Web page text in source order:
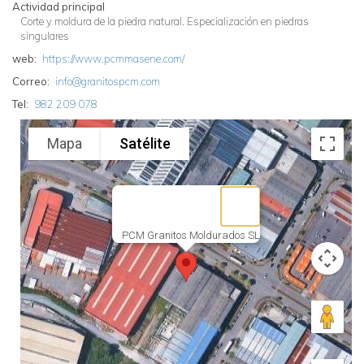
Actividad principal
Corte y moldura de la piedra natural. Especialización en piedras
singulares
web
https://www.pcmmasene.com/
Correo
info@granitospcm.com
Tel
982 209 078
PCM Granitos Moldurados SL
Mapa Satélite